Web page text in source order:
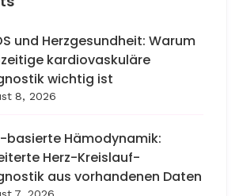
und Herzgesundheit: Warum
kardiovaskuläre
wichtig ist
8, 2026
basierte Hämodynamik:
Herz-Kreislauf-
aus vorhandenen Daten